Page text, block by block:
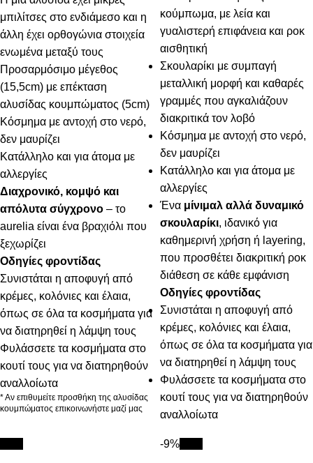
μπιλίτσες στο ενδιάμεσο και η
άλλη έχει ορθογώνια στοιχεία
ενωμένα μεταξύ τους
Προσαρμόσιμο μέγεθος
(15,5cm) με επέκταση
αλυσίδας κουμπώματος (5cm)
Κόσμημα με αντοχή στο νερό,
δεν μαυρίζει
Κατάλληλο και για άτομα με
αλλεργίες
Διαχρονικό, κομψό και
απόλυτα σύγχρονο – το
aurelia είναι ένα βραχιόλι που
ξεχωρίζει
Οδηγίες φροντίδας
Συνιστάται η αποφυγή από
κρέμες, κολόνιες και έλαια,
όπως σε όλα τα κοσμήματα για
να διατηρηθεί η λάμψη τους
Φυλάσσετε τα κοσμήματα στο
κουτί τους για να διατηρηθούν
αναλλοίωτα
* Αν επιθυμείτε προσθήκη της αλυσίδας
κουμπώματος επικοινωνήστε μαζί μας
κούμπωμα, με λεία και
γυαλιστερή επιφάνεια και ροκ
αισθητική
Σκουλαρίκι με συμπαγή
μεταλλική μορφή και καθαρές
γραμμές που αγκαλιάζουν
διακριτικά τον λοβό
Κόσμημα με αντοχή στο νερό,
δεν μαυρίζει
Κατάλληλο και για άτομα με
αλλεργίες
Ένα μίνιμαλ αλλά δυναμικό
σκουλαρίκι, ιδανικό για
καθημερινή χρήση ή layering,
που προσθέτει διακριτική ροκ
διάθεση σε κάθε εμφάνιση
Οδηγίες φροντίδας
Συνιστάται η αποφυγή από
κρέμες, κολόνιες και έλαια,
όπως σε όλα τα κοσμήματα για
να διατηρηθεί η λάμψη τους
Φυλάσσετε τα κοσμήματα στο
κουτί τους για να διατηρηθούν
αναλλοίωτα
-9%